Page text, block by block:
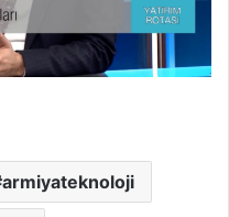
armiyateknoloji